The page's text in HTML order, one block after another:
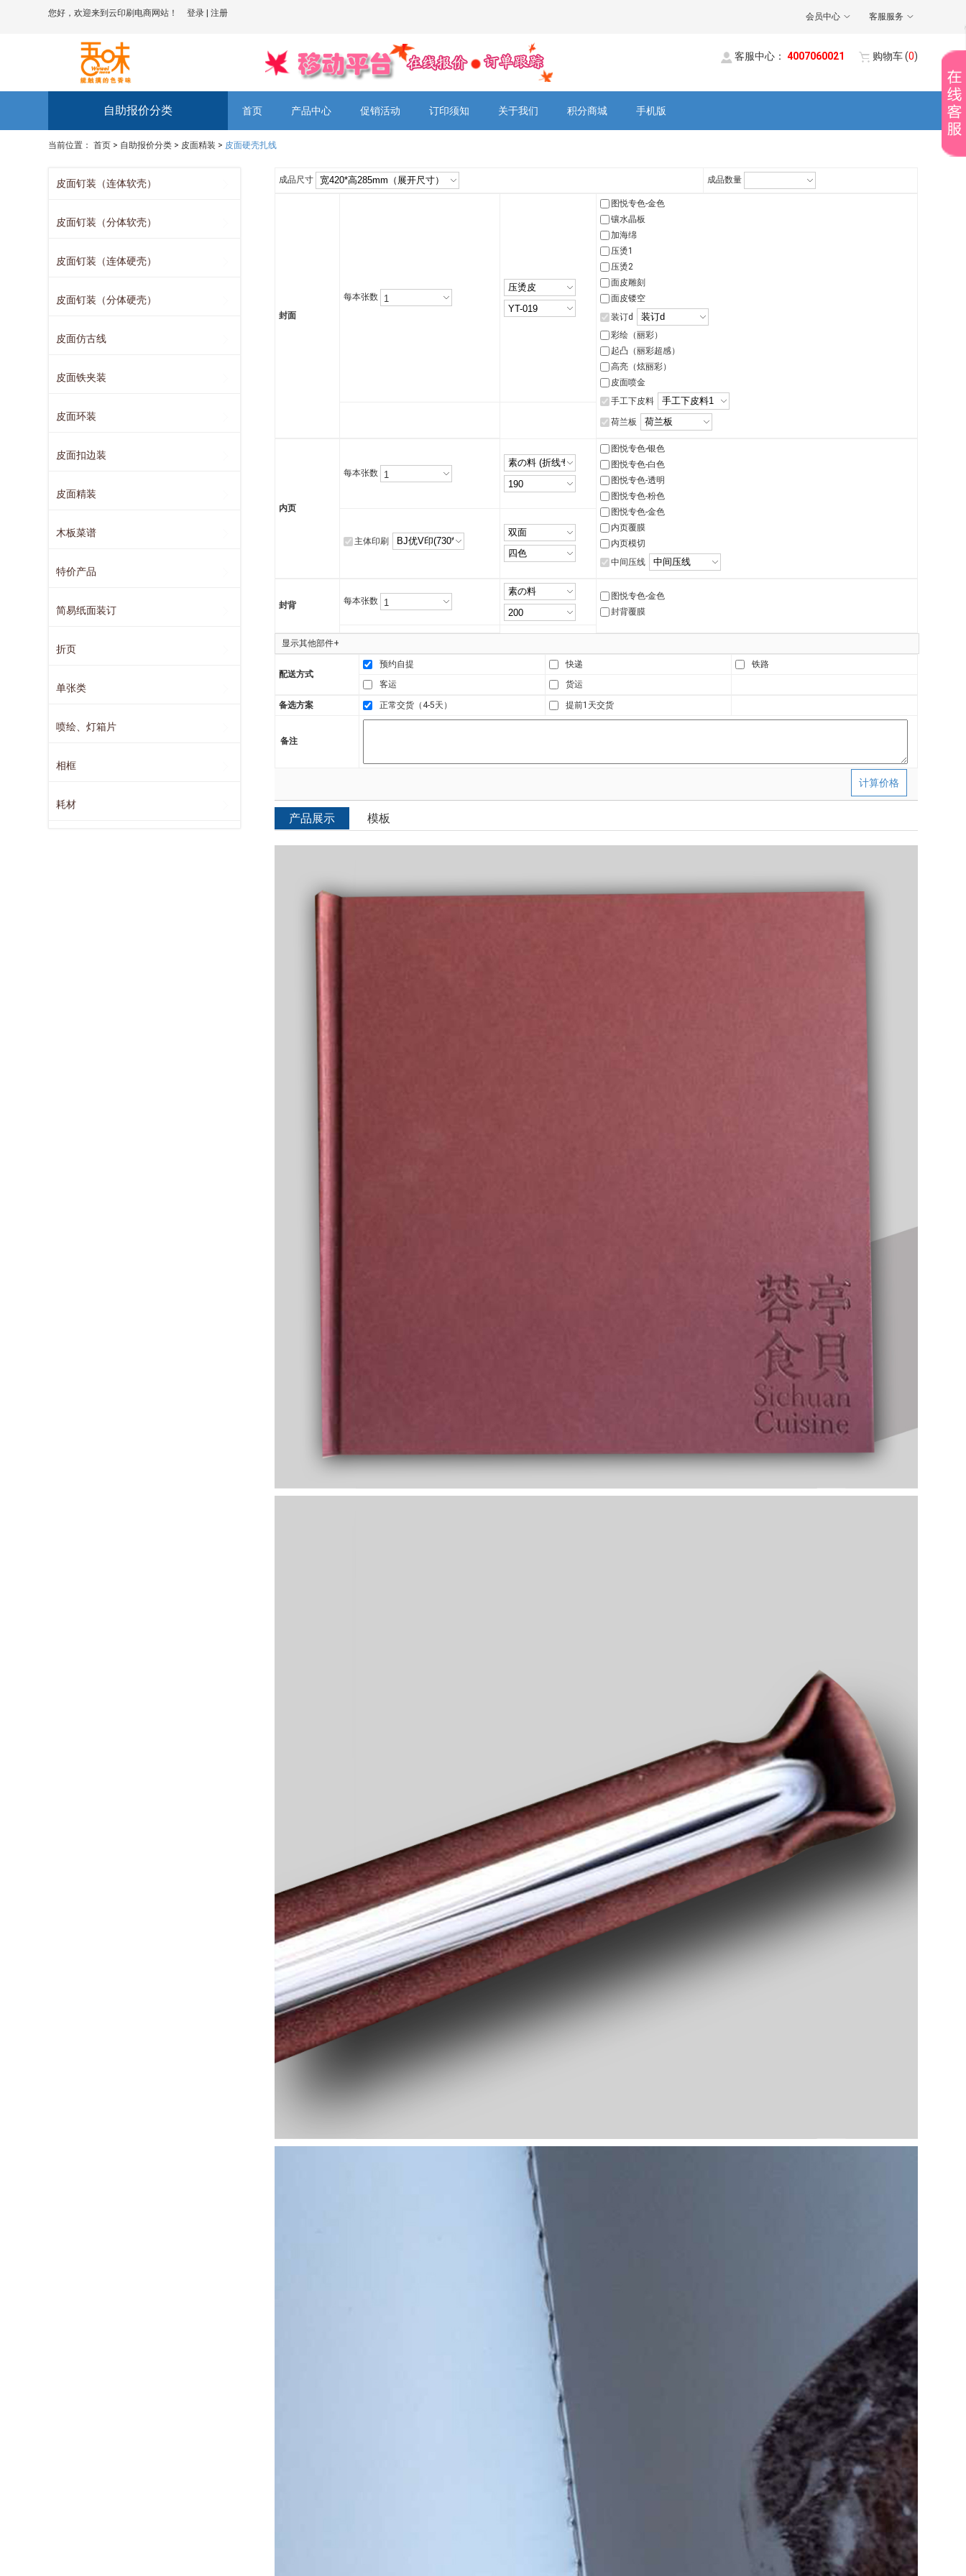
您好，欢迎来到云印刷电商网站！ 登录 |注册 会员中心 客服服务
购物车(0)
客服中心： 4007060021
自助报价分类 首页 产品中心 促销活动 订印须知 关于我们 积分商城 手机版
当前位置：首页 > 自助报价分类 > 皮面精装 > 皮面硬壳扎线
皮面钉装（连体软壳）
皮面钉装（分体软壳）
皮面钉装（连体硬壳）
皮面钉装（分体硬壳）
皮面仿古线
皮面铁夹装
皮面环装
皮面扣边装
皮面精装
木板菜谱
特价产品
简易纸面装订
折页
单张类
喷绘、灯箱片
相框
耗材
成品尺寸 成品数量
封面
每本张数
图悦专色-金色
镶水晶板
加海绵
压烫1
压烫2
面皮雕刻
面皮镂空
装订d
彩绘（丽彩）
起凸（丽彩超感）
高亮（炫丽彩）
皮面喷金
手工下皮料
荷兰板
内页
每本张数
图悦专色-银色
图悦专色-白色
图悦专色-透明
图悦专色-粉色
图悦专色-金色
内页覆膜
内页模切
中间压线
主体印刷
封背 每本张数
图悦专色-金色
封背覆膜
显示其他部件+
配送方式
预约自提 快递
铁路
客运
货运
备选方案 正常交货（4-5天） 提前1天交货
备注
计算价格
产品展示 模板